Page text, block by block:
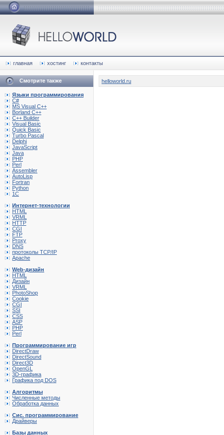
главная хостинг контакты
Смотрите также
Языки программирования
C#
MS Visual C++
Borland C++
C++ Builder
Visual Basic
Quick Basic
Turbo Pascal
Delphi
JavaScript
Java
PHP
Perl
Assembler
AutoLisp
Fortran
Python
1C
Интернет-технологии
HTML
VRML
HTTP
CGI
FTP
Proxy
DNS
протоколы TCP/IP
Apache
Web-дизайн
HTML
Дизайн
VRML
PhotoShop
Cookie
CGI
SSI
CSS
ASP
PHP
Perl
Программирование игр
DirectDraw
DirectSound
Direct3D
OpenGL
3D-графика
Графика под DOS
Алгоритмы
Численные методы
Обработка данных
Сис. программирование
Драйверы
Базы данных
helloworld.ru